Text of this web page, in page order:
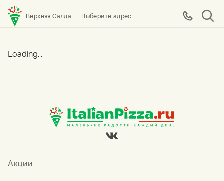
Верхняя Салда Выберите адрес
Loading...
Акции